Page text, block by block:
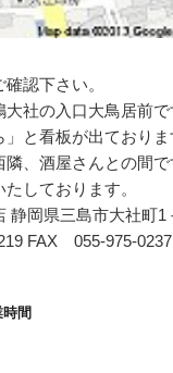
認下さい。
社の入口大鳥居前で
」と看板が出ておりま
、酒屋さんとの間で
しております。
静岡県三島市大社町1
FAX 055-975-0237
間